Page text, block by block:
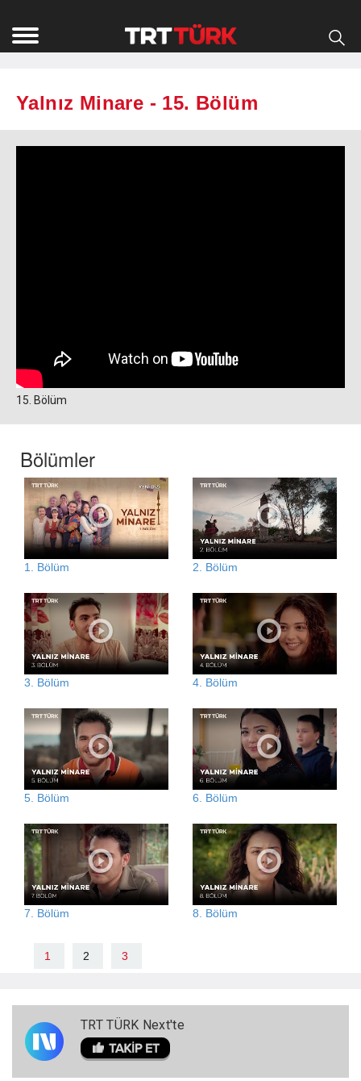
Yalnız Minare - 15. Bölüm
15. Bölüm
Bölümler
1. Bölüm 2. Bölüm
3. Bölüm 4. Bölüm
5. Bölüm 6. Bölüm
7. Bölüm 8. Bölüm
1 2 3
TRT TÜRK Next'te